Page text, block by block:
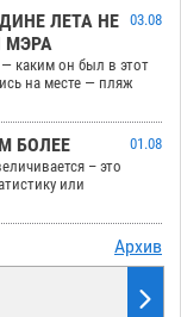
ЛЕТА НЕ
МЭРА
03.08
каким он был в этот
на месте — пляж
БОЛЕЕ
01.08
– это
или
Архив